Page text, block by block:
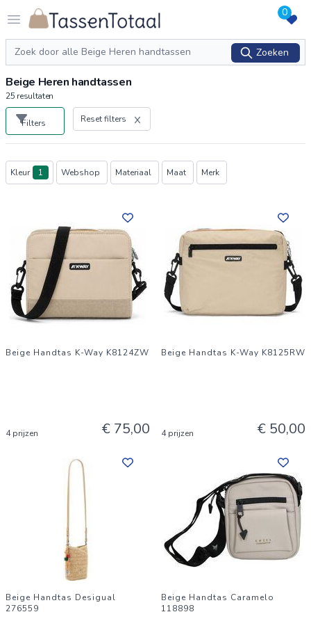
Open menu
Logo Tassentotaal.nl 0
Zoeken
Zoeken
Beige Heren handtassen
25 resultaten
Filters Reset filters
Producten
Kleur 1 Webshop Materiaal Maat Merk
Beige Handtas K-Way K8124ZW
4 prijzen € 75,00
Beige Handtas K-Way K8125RW
4 prijzen € 50,00
Beige Handtas Desigual
276559
Beige Handtas Caramelo
118898